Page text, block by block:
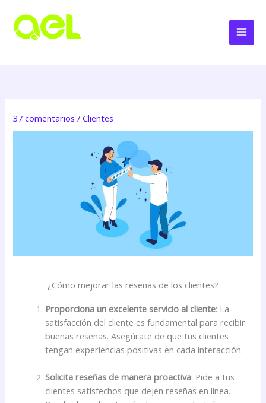
contenido
37 comentarios /Clientes
¿Cómo mejorar las reseñas de los clientes?
Proporciona un excelente servicio al cliente: La
satisfacción del cliente es fundamental para recibir
buenas reseñas. Asegúrate de que tus clientes
tengan experiencias positivas en cada interacción.
Solicita reseñas de manera proactiva: Pide a tus
clientes satisfechos que dejen reseñas en línea.